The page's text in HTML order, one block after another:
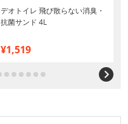
デオトイレ 飛び散らない消臭・
抗菌サンド 4L
¥1,519